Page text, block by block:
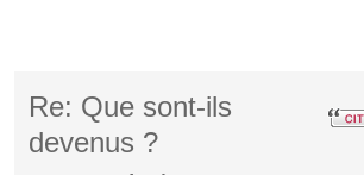
Re: Que sont-ils
devenus ?